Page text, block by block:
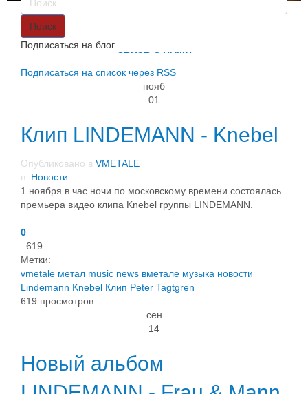
СВЯЗЬ С НАМИ
Поиск
Подписаться на блог
Подписаться на список через RSS
нояб
01
Клип LINDEMANN - Knebel
Опубликовано в VMETALE
в Новости
1 ноября в час ночи по московскому времени состоялась
премьера видео клипа Knebel группы LINDEMANN.
0
619
Метки:
vmetale метал music news вметале музыка новости
Lindemann Knebel Клип Peter Tagtgren
619 просмотров
сен
14
Новый альбом